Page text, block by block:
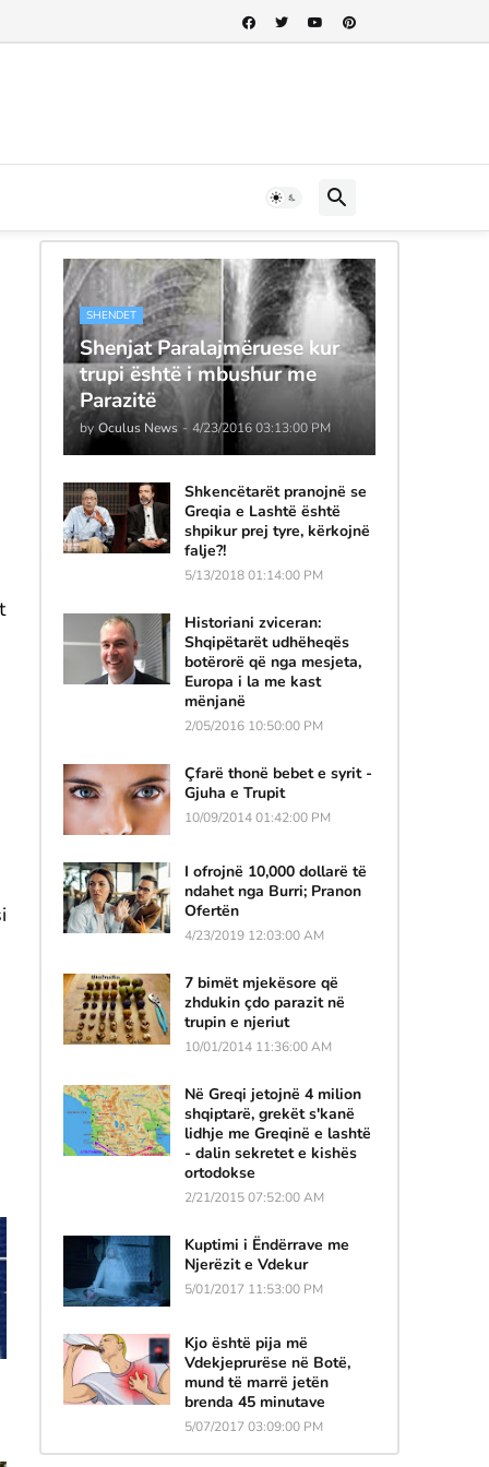
SHENDET
Shenjat Paralajmëruese kur
trupi është i mbushur me
Parazitë
by Oculus News - 4/23/2016 03:13:00 PM
Shkencëtarët pranojnë se
Greqia e Lashtë është
shpikur prej tyre, kërkojnë
falje?!
5/13/2018 01:14:00 PM
Historiani zviceran:
Shqipëtarët udhëheqës
botërorë që nga mesjeta,
Europa i la me kast
mënjanë
2/05/2016 10:50:00 PM
Çfarë thonë bebet e syrit -
Gjuha e Trupit
10/09/2014 01:42:00 PM
I ofrojnë 10,000 dollarë të
ndahet nga Burri; Pranon
Ofertën
4/23/2019 12:03:00 AM
7 bimët mjekësore që
zhdukin çdo parazit në
trupin e njeriut
10/01/2014 11:36:00 AM
Në Greqi jetojnë 4 milion
shqiptarë, grekët s'kanë
lidhje me Greqinë e lashtë
- dalin sekretet e kishës
ortodokse
2/21/2015 07:52:00 AM
Kuptimi i Ëndërrave me
Njerëzit e Vdekur
5/01/2017 11:53:00 PM
Kjo është pija më
Vdekjeprurëse në Botë,
mund të marrë jetën
brenda 45 minutave
5/07/2017 03:09:00 PM